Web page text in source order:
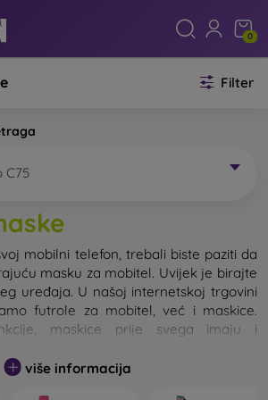
0
Filter
C75
mobilni telefon, trebali biste paziti da
masku za mobitel. Uvijek je birajte
uređaja. U našoj internetskoj trgovini
futrole za mobitel, već i maskice.
maskice prije svega imaju i
možemo također nazvati i stražnjom
više informacija